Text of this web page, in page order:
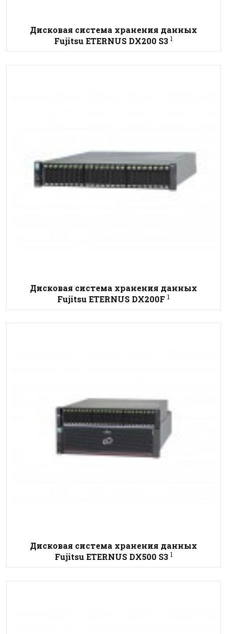
Дисковая система хранения данных
Fujitsu ETERNUS DX200 S3 1
Дисковая система хранения данных
Fujitsu ETERNUS DX200F 1
Дисковая система хранения данных
Fujitsu ETERNUS DX500 S3 1